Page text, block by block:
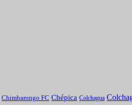
Chimbarongo FC Chépica Colchagua